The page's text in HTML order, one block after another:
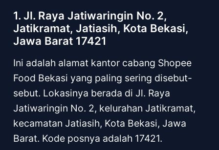
1. Jl. Raya Jatiwaringin No. 2,
Jatikramat, Jatiasih, Kota Bekasi,
Jawa Barat 17421
Ini adalah alamat kantor cabang Shopee
Food Bekasi yang paling sering disebut-
sebut. Lokasinya berada di Jl. Raya
Jatiwaringin No. 2, kelurahan Jatikramat,
kecamatan Jatiasih, Kota Bekasi, Jawa
Barat. Kode posnya adalah 17421.